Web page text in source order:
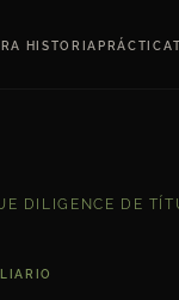
HISTORIAPRÁCTICA
DILIGENCE DE